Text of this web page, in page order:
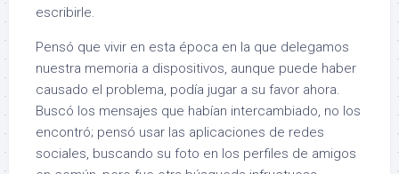
escribirle.
Pensó que vivir en esta época en la que delegamos
nuestra memoria a dispositivos, aunque puede haber
causado el problema, podía jugar a su favor ahora.
Buscó los mensajes que habían intercambiado, no los
encontró; pensó usar las aplicaciones de redes
sociales, buscando su foto en los perfiles de amigos